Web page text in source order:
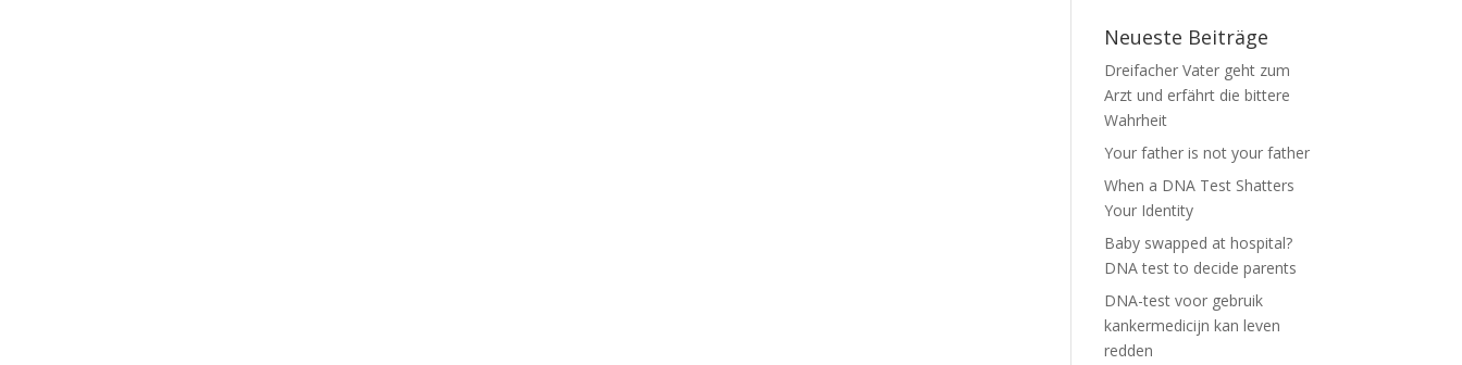
Neueste Beiträge
Dreifacher Vater geht zum
Arzt und erfährt die bittere
Wahrheit
Your father is not your father
When a DNA Test Shatters
Your Identity
Baby swapped at hospital?
DNA test to decide parents
DNA-test voor gebruik
kankermedicijn kan leven
redden